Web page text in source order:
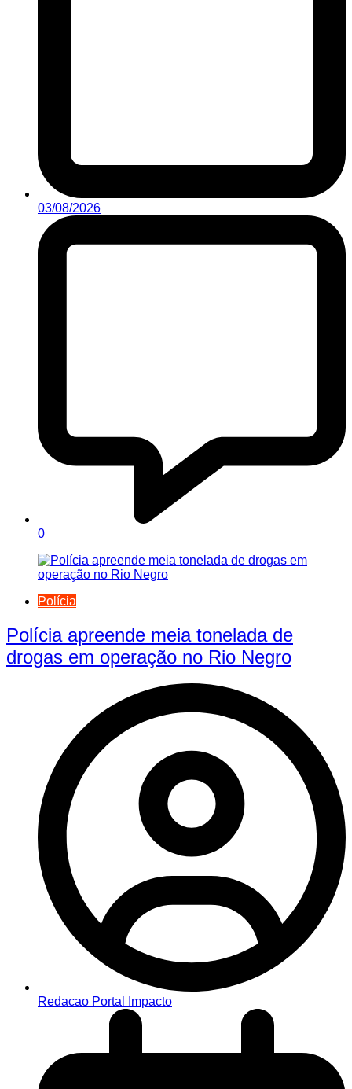
03/08/2026
0
Polícia
Polícia apreende meia tonelada de
drogas em operação no Rio Negro
Redacao Portal Impacto